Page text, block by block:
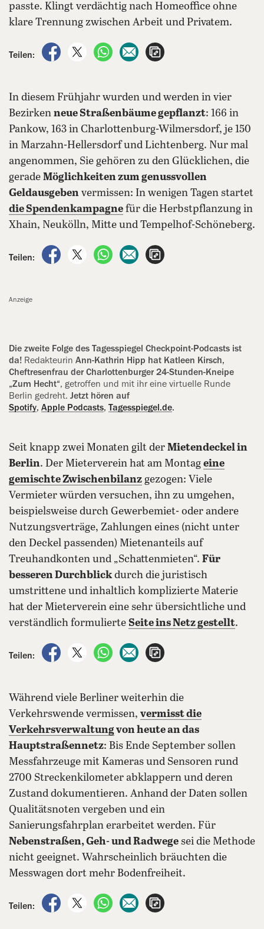
passte. Klingt verdächtig nach Homeoffice ohne
klare Trennung zwischen Arbeit und Privatem.
Teilen:
auf Facebook teilen
auf X teilenper WhatsApp teilen
per E-Mail teilen
In diesem Frühjahr wurden und werden in vier
Bezirken neue Straßenbäume gepflanzt: 166 in
Pankow, 163 in Charlottenburg-Wilmersdorf, je 150
in Marzahn-Hellersdorf und Lichtenberg. Nur mal
angenommen, Sie gehören zu den Glücklichen, die
gerade Möglichkeiten zum genussvollen
Geldausgeben vermissen: In wenigen Tagen startet
die Spendenkampagne für die Herbstpflanzung in
Xhain, Neukölln, Mitte und Tempelhof-Schöneberg.
Teilen:
auf Facebook teilen
auf X teilenper WhatsApp teilen
per E-Mail teilen
Anzeige
Die zweite Folge des Tagesspiegel Checkpoint-Podcasts ist
da! Redakteurin Ann-Kathrin Hipp hat Katleen Kirsch,
Cheftresenfrau der Charlottenburger 24-Stunden-Kneipe
„Zum Hecht“, getroffen und mit ihr eine virtuelle Runde
Berlin gedreht. Jetzt hören auf
Spotify, Apple Podcasts, Tagesspiegel.de.
Seit knapp zwei Monaten gilt der Mietendeckel in
Berlin. Der Mieterverein hat am Montag eine
gemischte Zwischenbilanz gezogen: Viele
Vermieter würden versuchen, ihn zu umgehen,
beispielsweise durch Gewerbemiet- oder andere
Nutzungsverträge, Zahlungen eines (nicht unter
den Deckel passenden) Mietenanteils auf
Treuhandkonten und „Schattenmieten“. Für
besseren Durchblickdurch die juristisch
umstrittene und inhaltlich komplizierte Materie
hat der Mieterverein eine sehr übersichtliche und
verständlich formulierte Seite ins Netz gestellt.
Teilen:
auf Facebook teilen
auf X teilenper WhatsApp teilen
per E-Mail teilen
Während viele Berliner weiterhin die
Verkehrswende vermissen, vermisst die
Verkehrsverwaltungvon heute an das
Hauptstraßennetz: Bis Ende September sollen
Messfahrzeuge mit Kameras und Sensoren rund
2700 Streckenkilometer abklappern und deren
Zustand dokumentieren. Anhand der Daten sollen
Qualitätsnoten vergeben und ein
Sanierungsfahrplan erarbeitet werden. Für
Nebenstraßen, Geh- und Radwege sei die Methode
nicht geeignet. Wahrscheinlich bräuchten die
Messwagen dort mehr Bodenfreiheit.
Teilen:
auf Facebook teilen
auf X teilenper WhatsApp teilen
per E-Mail teilen